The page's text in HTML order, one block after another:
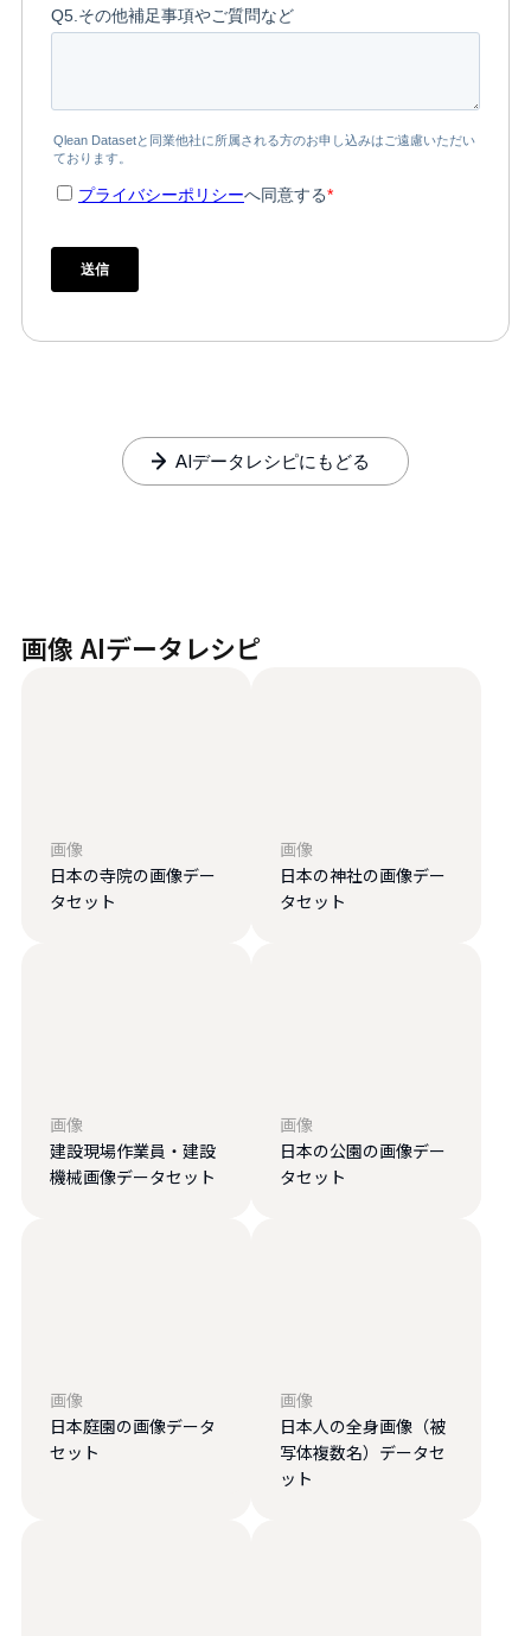
AIデータレシピにもどる
画像 AIデータレシピ
画像
日本の寺院の画像デー
タセット
画像
日本の神社の画像デー
タセット
画像
建設現場作業員・建設
機械画像データセット
画像
日本の公園の画像デー
タセット
画像
日本庭園の画像データ
セット
画像
日本人の全身画像（被
写体複数名）データセ
ット